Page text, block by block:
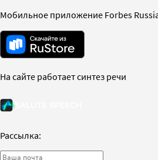
Мобильное приложение Forbes
На сайте работает синтез речи
Рассылка: